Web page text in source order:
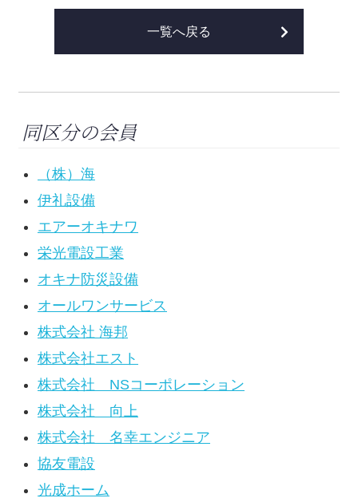
一覧へ戻る
同区分の会員
（株）海
伊礼設備
エアーオキナワ
栄光電設工業
オキナ防災設備
オールワンサービス
株式会社 海邦
株式会社エスト
株式会社 NSコーポレーション
株式会社 向上
株式会社 名幸エンジニア
協友電設
光成ホーム